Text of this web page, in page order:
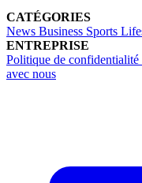
CATÉGORIES
News Business Sports
ENTREPRISE
Politique de confidentialité
avec nous